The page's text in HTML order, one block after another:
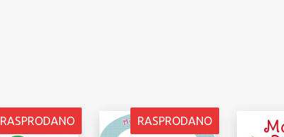
RASPRODANO RASPRODANO